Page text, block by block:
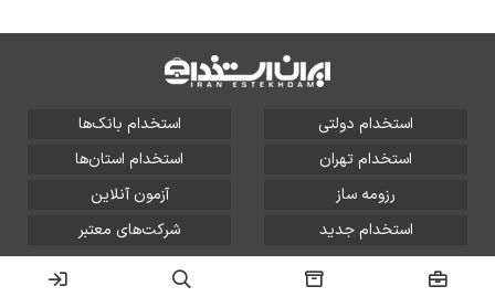
استخدام دولتی
استخدام بانک‌ها
استخدام تهران
استخدام استان‌ها
رزومه ساز
آزمون آنلاین
استخدام جدید
شرکت‌های معتبر
تمامی حقوق این سایت برای آلتین سیستم محفوظ است و هر
گونه سوءاستفاده از آن پیگرد قانونی دارد.